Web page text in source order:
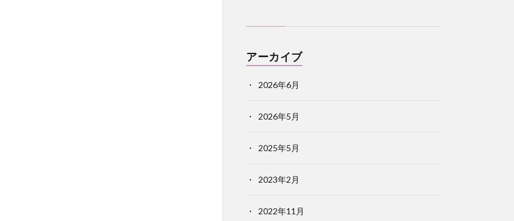
アーカイブ
2026年6月
2026年5月
2025年5月
2023年2月
2022年11月